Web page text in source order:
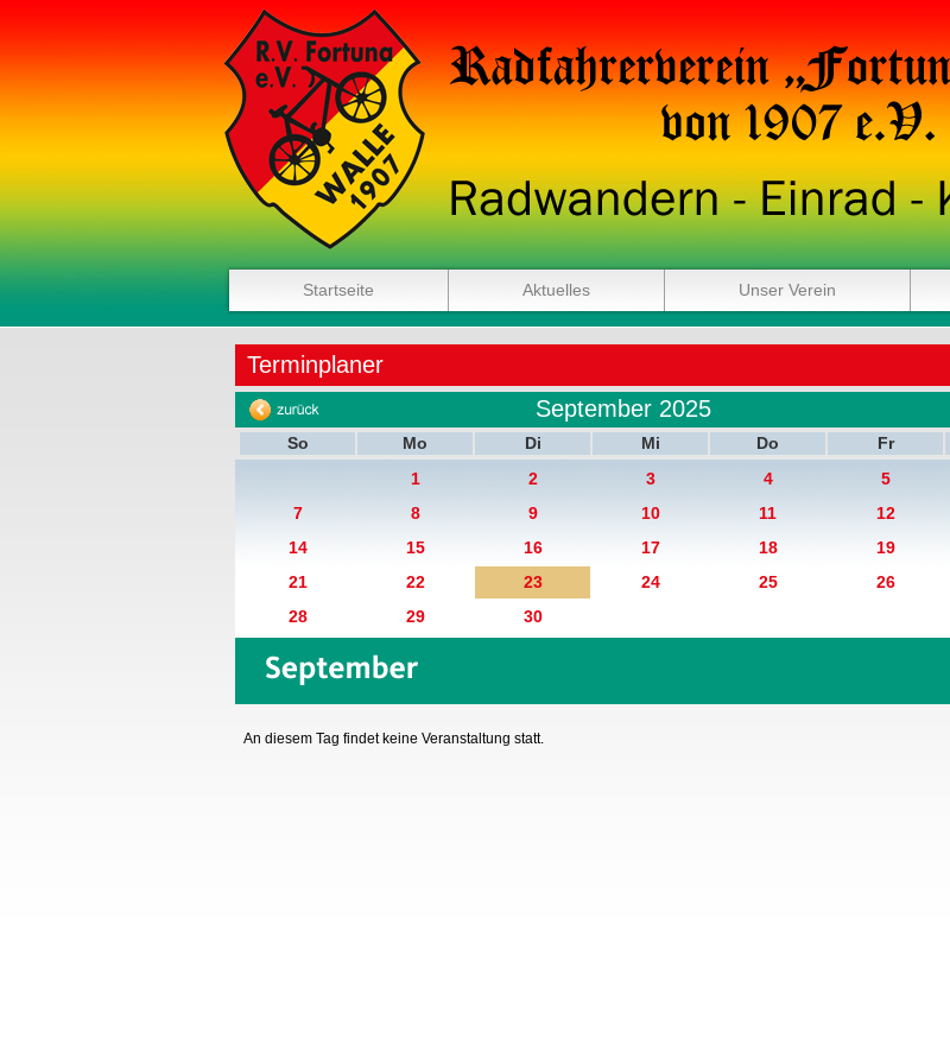
Startseite Aktuelles Unser Verein
Terminplaner
September 2025
So Mo Di Mi Do Fr
1
2 3 4 5
7
8 9 10 11 12
14
15 16 17 18 19
21
22 23 24 25 26
28
29 30
An diesem Tag findet keine Veranstaltung statt.